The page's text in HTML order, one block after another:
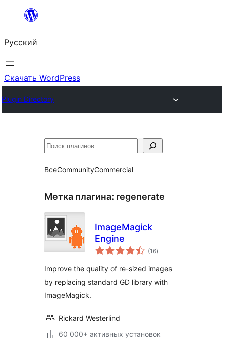
Перейти
содержимому
Русский
Скачать WordPress
Plugin Directory
Поиск
ВсеCommunityCommercial
Метка плагина: regenerate
ImageMagick
Engine
(16общий
рейтинг
)
Improve the quality of re-sized images
by replacing standard GD library with
ImageMagick.
Rickard Westerlind
60 000+ активных установок